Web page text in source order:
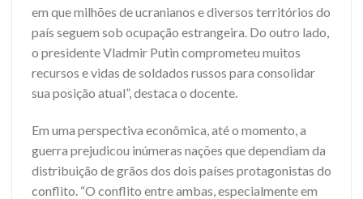
em que milhões de ucranianos e diversos territórios do
país seguem sob ocupação estrangeira. Do outro lado,
o presidente Vladmir Putin comprometeu muitos
recursos e vidas de soldados russos para consolidar
sua posição atual”, destaca o docente.
Em uma perspectiva econômica, até o momento, a
guerra prejudicou inúmeras nações que dependiam da
distribuição de grãos dos dois países protagonistas do
conflito. “O conflito entre ambas, especialmente em